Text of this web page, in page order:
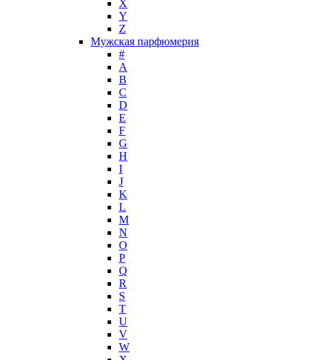
John Galliano
Juliette Has A Gun
L'Artisan Parfumeur
X
Y
Z
Мужская парфюмерия
#
A
B
C
D
E
F
G
H
I
J
K
L
M
N
O
P
Q
R
S
T
U
V
W